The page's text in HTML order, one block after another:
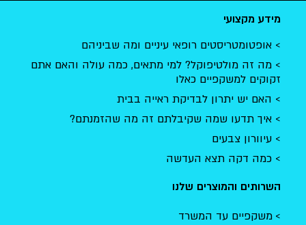
מידע מקצועי
אופטומטריסטים רופאי עיניים ומה שביניהם
מה זה מולטיפוקל? למי מתאים, כמה עולה והאם אתם
זקוקים למשקפיים כאלו
האם יש יתרון לבדיקת ראייה בבית
איך תדעו שמה שקיבלתם זה מה שהזמנתם?
עיוורון צבעים
כמה דקה תצא העדשה
השרותים והמוצרים שלנו
משקפיים עד המשרד